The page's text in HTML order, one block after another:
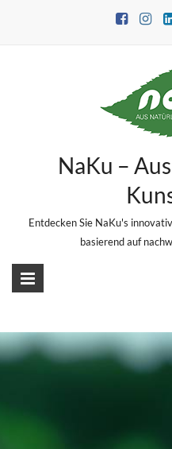
NaKu –
Entdecken Sie NaKu's
basierend auf